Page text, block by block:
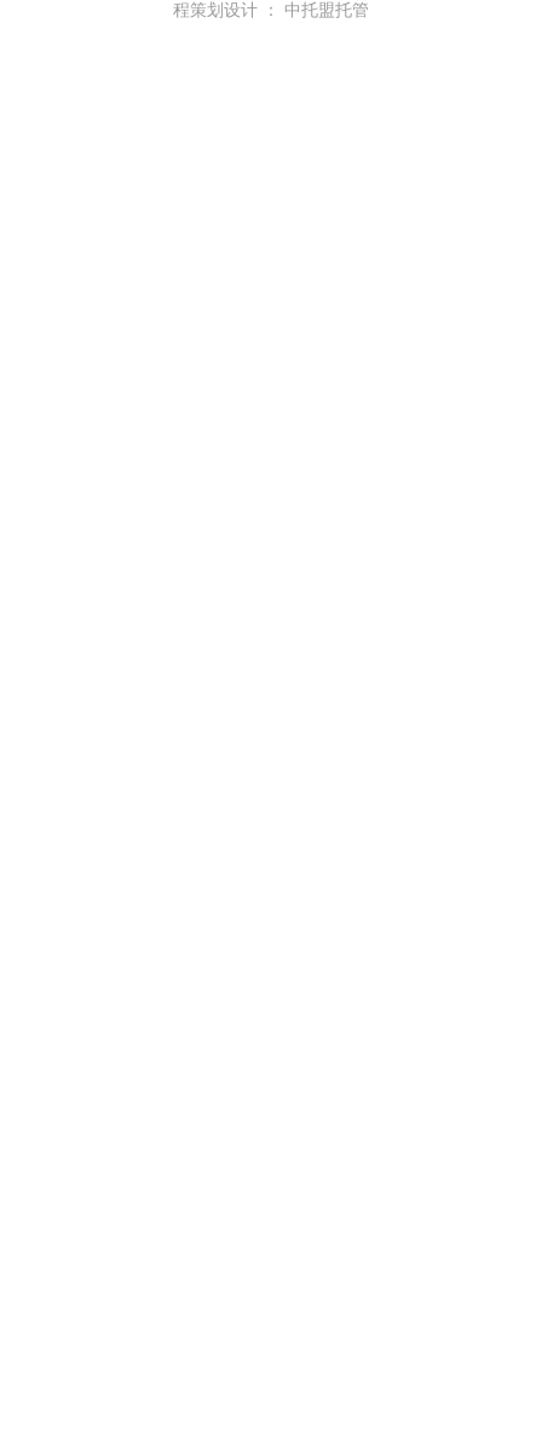
程策划设计 ： 中托盟托管